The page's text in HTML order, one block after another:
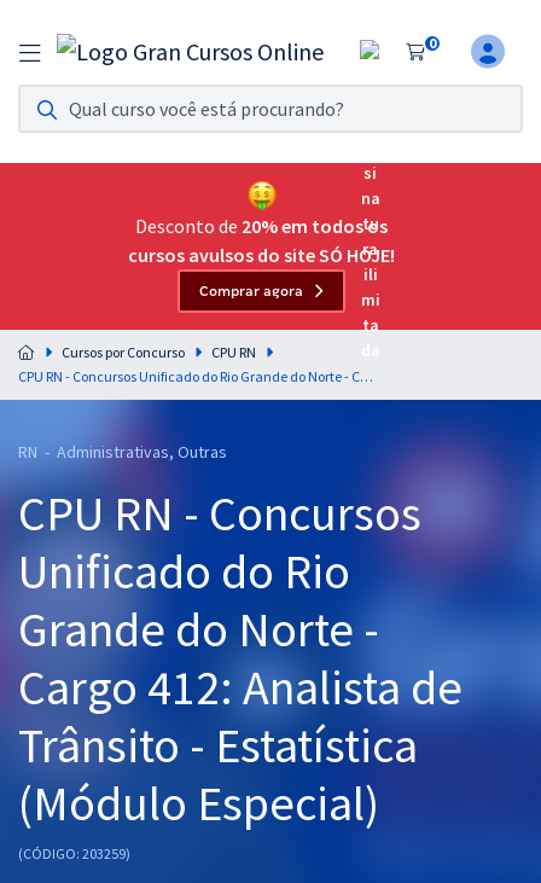
0
Assinatura Ilimitada 11
Acesso a todos os cursos. Teste grátis por 7 dias!
Assinatura OAB Até Passar
Acesso ilimitado a toda preparação para o Exame da
Residências Multiprofissionais
Preparação completa e intensiva para as principais
residências em saúde do Brasil
Cursos 20% OFF
Graduação
OAB
Mentorias
Questões grátis
Desconto de 20% em todos os
cursos avulsos do site SÓ HOJE!
Comprar agora
Cursos por Concurso
CPU RN
CPU RN - Concursos Unificado do Rio Grande do Norte - Cargo 412: Analista de Trânsito - Estatística (Módulo Especial)
RN - Administrativas, Outras
CPU RN - Concursos
Unificado do Rio
Grande do Norte -
Cargo 412: Analista de
Trânsito - Estatística
(Módulo Especial)
(CÓDIGO: 203259)